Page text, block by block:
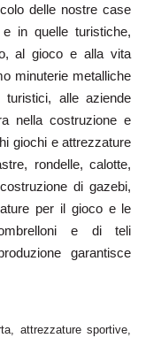
delle nostre case
in quelle turistiche,
al gioco e alla vita
minuterie metalliche
alle aziende
nella costruzione e
giochi e attrezzature
rondelle, calotte,
di gazebi,
per il gioco e le
e di teli
garantisce
, attrezzature sportive,